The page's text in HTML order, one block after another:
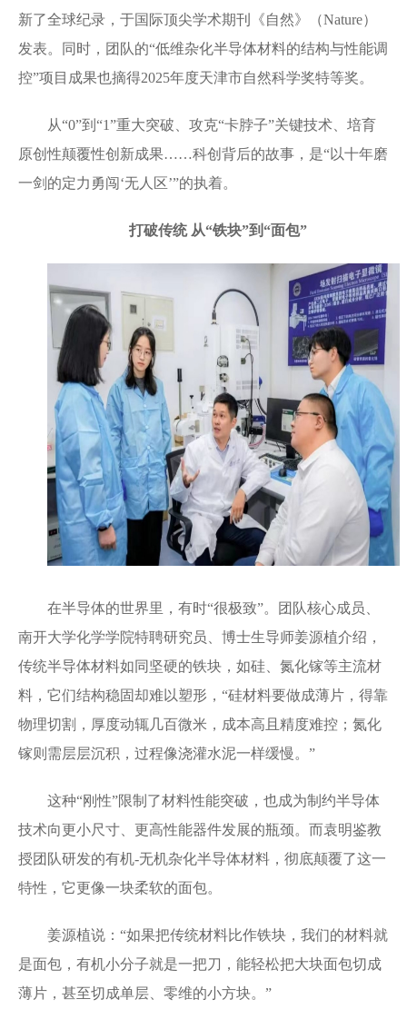
新了全球纪录，于国际顶尖学术期刊《自然》（Nature）
发表。同时，团队的“低维杂化半导体材料的结构与性能调
控”项目成果也摘得2025年度天津市自然科学奖特等奖。
从“0”到“1”重大突破、攻克“卡脖子”关键技术、培育
原创性颠覆性创新成果……科创背后的故事，是“以十年磨
一剑的定力勇闯‘无人区’”的执着。
打破传统 从“铁块”到“面包”
在半导体的世界里，有时“很极致”。团队核心成员、
南开大学化学学院特聘研究员、博士生导师姜源植介绍，
传统半导体材料如同坚硬的铁块，如硅、氮化镓等主流材
料，它们结构稳固却难以塑形，“硅材料要做成薄片，得靠
物理切割，厚度动辄几百微米，成本高且精度难控；氮化
镓则需层层沉积，过程像浇灌水泥一样缓慢。”
这种“刚性”限制了材料性能突破，也成为制约半导体
技术向更小尺寸、更高性能器件发展的瓶颈。而袁明鉴教
授团队研发的有机-无机杂化半导体材料，彻底颠覆了这一
特性，它更像一块柔软的面包。
姜源植说：“如果把传统材料比作铁块，我们的材料就
是面包，有机小分子就是一把刀，能轻松把大块面包切成
薄片，甚至切成单层、零维的小方块。”